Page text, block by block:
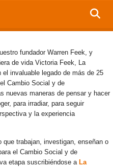
fundador Warren Feek, y
de vida Victoria Feek, La
el invaluable legado de más de 25
Cambio Social y de
nuevas maneras de pensar y hacer
para irradiar, para seguir
y la experiencia
que trabajan, investigan, enseñan o
el Cambio Social y de
etapa suscribiéndose a La